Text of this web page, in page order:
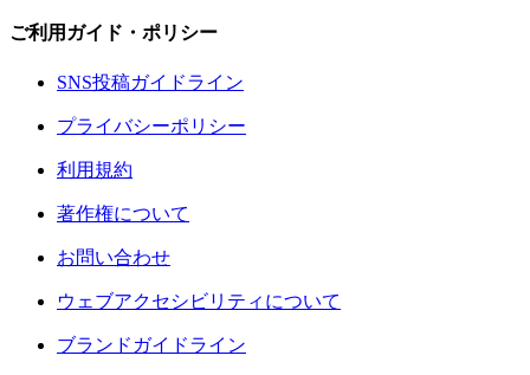
ご利用ガイド・ポリシー
SNS投稿ガイドライン
プライバシーポリシー
利用規約
著作権について
お問い合わせ
ウェブアクセシビリティについて
ブランドガイドライン